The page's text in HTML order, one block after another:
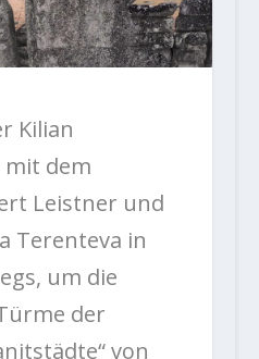
Kilian
mit dem
Leistner und
Terenteva in
um die
der
von